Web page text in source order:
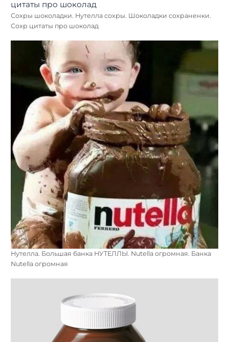
Сохры шоколадки. Нутелла сохры. Шоколадки сохраненки.
Сохр цитаты про шоколад
Нутелла. Большая банка НУТЕЛЛЫ. Nutella огромная. Банка
Nutella огромная